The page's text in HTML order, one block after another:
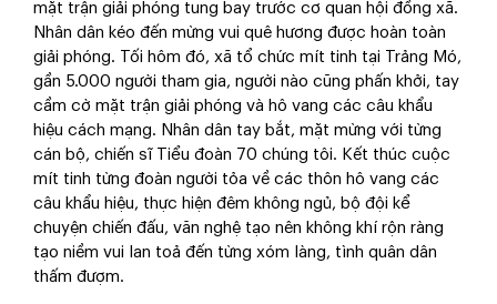
mặt trận giải phóng tung bay trước cơ quan hội đồng xã.
Nhân dân kéo đến mừng vui quê hương được hoàn toàn
giải phóng. Tối hôm đó, xã tổ chức mít tinh tại Trảng Mó,
gần 5.000 người tham gia, người nào cũng phấn khởi, tay
cầm cờ mặt trận giải phóng và hô vang các câu khẩu
hiệu cách mạng. Nhân dân tay bắt, mặt mừng với từng
cán bộ, chiến sĩ Tiểu đoàn 70 chúng tôi. Kết thúc cuộc
mít tinh từng đoàn người tỏa về các thôn hô vang các
câu khẩu hiệu, thực hiện đêm không ngủ, bộ đội kể
chuyện chiến đấu, văn nghệ tạo nên không khí rộn ràng
tạo niềm vui lan toả đến từng xóm làng, tình quân dân
thấm đượm.